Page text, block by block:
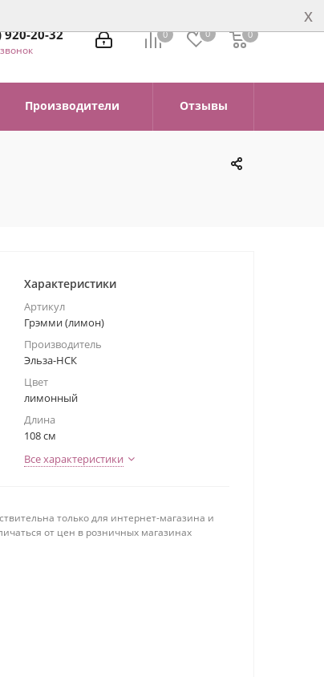
x
0 0 0
0
920-20-32
Производители Отзывы
Характеристики
Артикул
Грэмми (лимон)
Производитель
Эльза-НСК
Цвет
лимонный
Длина
108 см
Все характеристики
только для интернет-магазина и
от цен в розничных магазинах